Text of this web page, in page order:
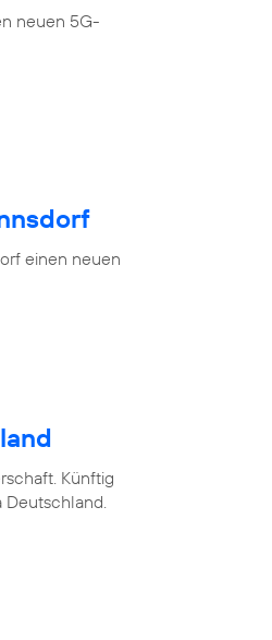
neuen 5G-
einen neuen
Künftig
Deutschland.